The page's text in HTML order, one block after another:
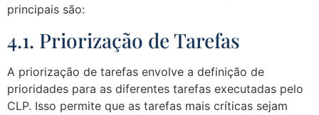
principais são:
4.1. Priorização de Tarefas
A priorização de tarefas envolve a definição de
prioridades para as diferentes tarefas executadas pelo
CLP. Isso permite que as tarefas mais críticas sejam